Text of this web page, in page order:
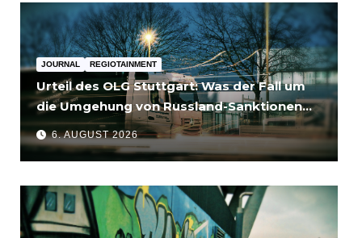
JOURNAL REGIOTAINMENT
Urteil des OLG Stuttgart: Was der Fall um
die Umgehung von Russland-Sanktionen
für Unternehmen bedeutet
6. AUGUST 2026